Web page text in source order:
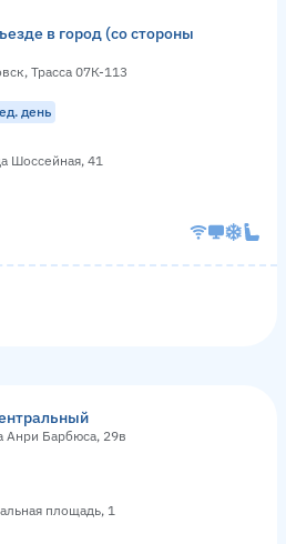
в город (со стороны
Трасса 07К-113
день
Шоссейная, 41
Анри Барбюса, 29в
площадь, 1